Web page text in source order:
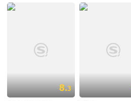
8.3